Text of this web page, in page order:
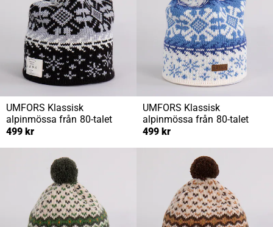
UMFORS Klassisk
alpinmössa från 80-talet
499 kr
UMFORS Klassisk
alpinmössa från 80-talet
499 kr